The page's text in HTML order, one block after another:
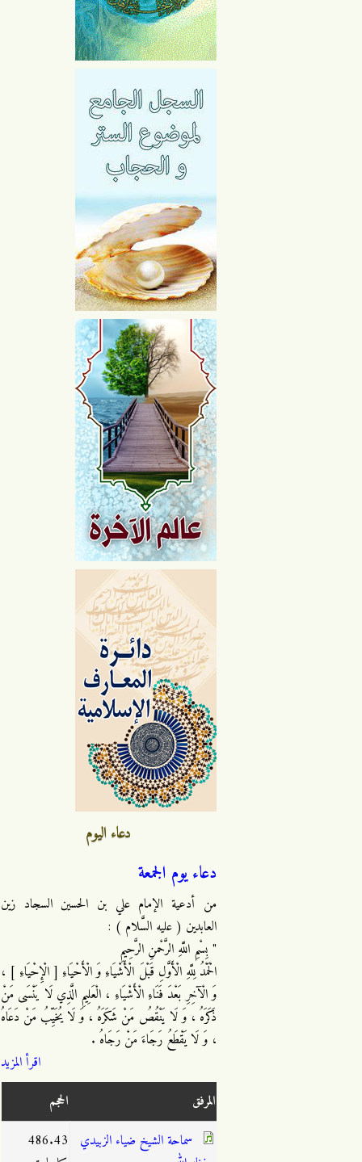
دعاء اليوم
دعاء يوم الجمعة
من أدعية الإمام علي بن الحسين السجاد زين
العابدين ( عليه السَّلام ) :
" بِسْمِ اللَّهِ الرَّحْمنِ الرَّحِيمِ
الْحَمْدُ لِلَّهِ الْأَوَّلِ قَبْلَ الْأَشْيَاءِ وَ الْأَحْيَاءِ [ الْإِحْيَاءِ ] ،
وَ الْآخِرِ بَعْدَ فَنَاءِ الْأَشْيَاءِ ، الْعَلِيمِ الَّذِي لَا يَنْسَى مَنْ
ذَكَرَهُ ، وَ لَا يَنْقُصُ مَنْ شَكَرَهُ ، وَ لَا يُخَيِّبُ مَنْ دَعَاهُ
، وَ لَا يَقْطَعُ رَجَاءَ مَنْ رَجَاهُ .
اقرأ المزيد
المرفق
الحجم
سماحة الشيخ ضياء الزبيدي
486.43